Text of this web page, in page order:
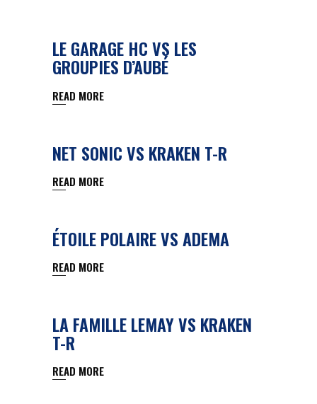
LE GARAGE HC VS LES
GROUPIES D’AUBÉ
READ MORE
NET SONIC VS KRAKEN T-R
READ MORE
ÉTOILE POLAIRE VS ADEMA
READ MORE
LA FAMILLE LEMAY VS KRAKEN
T-R
READ MORE